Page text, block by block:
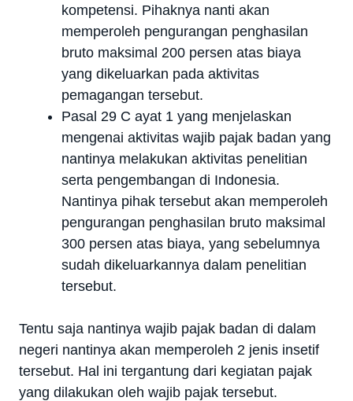
kompetensi. Pihaknya nanti akan
memperoleh pengurangan penghasilan
bruto maksimal 200 persen atas biaya
yang dikeluarkan pada aktivitas
pemagangan tersebut.
Pasal 29 C ayat 1 yang menjelaskan
mengenai aktivitas wajib pajak badan yang
nantinya melakukan aktivitas penelitian
serta pengembangan di Indonesia.
Nantinya pihak tersebut akan memperoleh
pengurangan penghasilan bruto maksimal
300 persen atas biaya, yang sebelumnya
sudah dikeluarkannya dalam penelitian
tersebut.
Tentu saja nantinya wajib pajak badan di dalam
negeri nantinya akan memperoleh 2 jenis insetif
tersebut. Hal ini tergantung dari kegiatan pajak
yang dilakukan oleh wajib pajak tersebut.